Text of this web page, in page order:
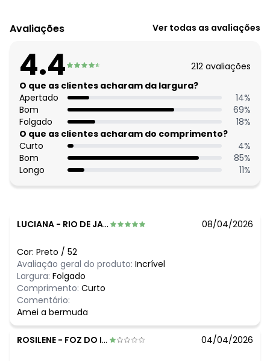
Código do produto: 3160569
Modelagem: Solto
Comprimento: Curto
Cintura: Alta
Complemento: Bolsos; bolsos faca; elástico costas
Fechamento: Botão e zíper
Tecido: Sarja
Composição: Conforme imagem etiqueta
Histórico de preços
O preço apresentado abaixo é o menor oferecido em
algum dia do mês, para o menor tamanho disponível.
agosto/2026
N/D*
maio/2026 N/D*
março/2026
fevereiro/2026
Avaliações Ver todas as avaliações
4.4 212 avaliações
O que as clientes acharam da largura?
Apertado
14%
Bom
69%
Folgado
18%
O que as clientes acharam do comprimento?
Curto
4%
Bom
85%
Longo
11%
LUCIANA - RIO DE JANEIRO - RJ 08/04/2026
Cor: Preto / 52
Avaliação geral do produto: Incrível
Largura: Folgado
Comprimento: Curto
Comentário:
Amei a bermuda
ROSILENE - FOZ DO IGUACU - PR 04/04/2026